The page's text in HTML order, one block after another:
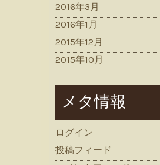
2016年3月
2016年1月
2015年12月
2015年10月
メタ情報
ログイン
投稿フィード